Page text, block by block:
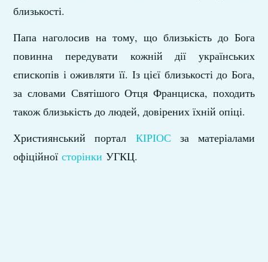
близькості.
Папа наголосив на тому, що близькість до Бога
повинна передувати кожній дії українських
єпископів і оживляти її. Із цієї близькості до Бога,
за словами Святішого Отця Франциска, походить
також близькість до людей, довірених їхній опіці.
Християнський портал КІРІОС за матеріалами
офіційноїсторінки УГКЦ.